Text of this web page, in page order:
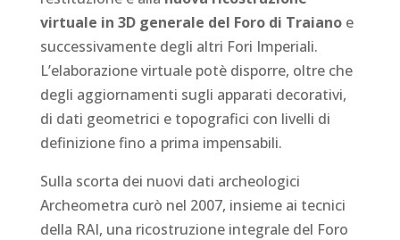
virtuale in 3D generale del Foro di Traianoe
successivamente degli altri Fori Imperiali.
L’elaborazione virtuale potè disporre, oltre che
degli aggiornamenti sugli apparati decorativi,
di dati geometrici e topografici con livelli di
definizione fino a prima impensabili.
Sulla scorta dei nuovi dati archeologici
Archeometra curò nel 2007, insieme ai tecnici
della RAI, una ricostruzione integrale del Foro